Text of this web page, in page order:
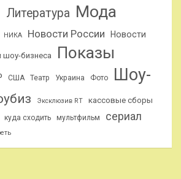
Литература Мода
НИКА Новости России Новости
шоу-бизнеса Показы
США Театр Украина Фото
Шоу-
Эксклюзив RT кассовые сборы
куда сходить мультфильм
сериал